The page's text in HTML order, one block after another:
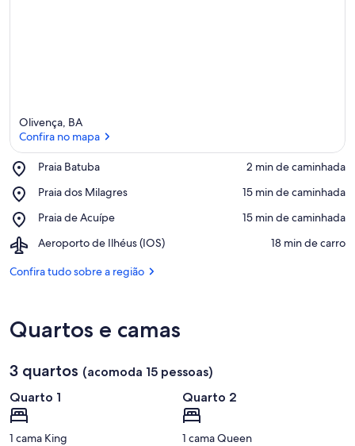
Olivença, BA
Confira no mapa
Praia Batuba
Place,
Batuba
‪2 min de caminhada‬
Praia dos Milagres
Place,
dos
‪15 min de caminhada‬
Praia de Acuípe
Place,
de
‪15 min de caminhada‬
Aeroporto de Ilhéus (IOS)
Airport,
de
‪18 min de carro‬
Confira tudo sobre a região
Quartos e camas
3 quartos (acomoda 15 pessoas)
Quarto 1
1 cama King
Quarto 2
1 cama Queen